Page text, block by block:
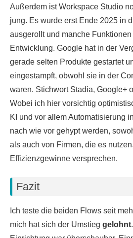
Außerdem ist Workspace Studio
jung. Es wurde erst Ende 2025 in
ausgerollt und manche
Entwicklung. Google hat in der
gerade selten Produkte gestartet
eingestampft, obwohl sie in der
waren. Stichwort Stadia, Google+
Wobei ich hier vorsichtig
KI und vor allem Automatisierung
nach wie vor gehypt werden,
als auch von Firmen, die es
Effizienzgewinne versprechen.
Fazit
Ich teste die beiden Flows seit
mich hat sich der Umstieg gelohnt